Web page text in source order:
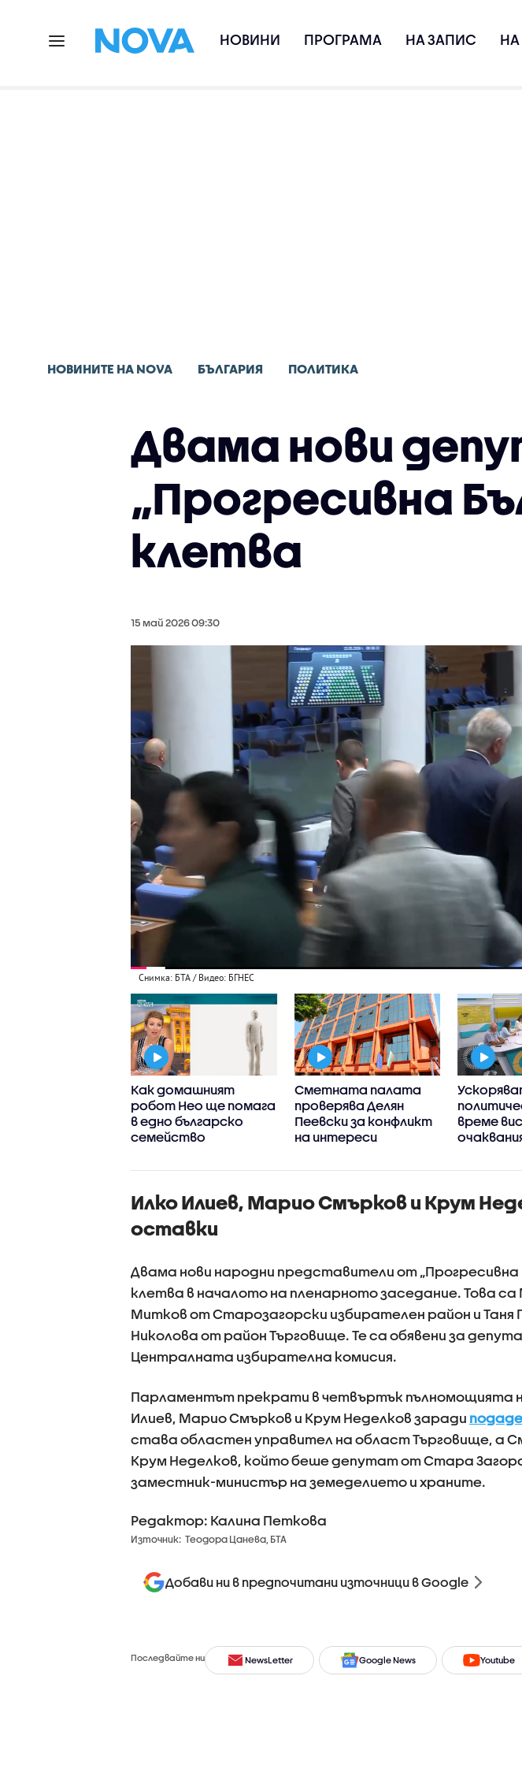
НОВИНИ ПРОГРАМА НА ЗАПИС
НОВИНИТЕ НА NOVA БЪЛГАРИЯ ПОЛИТИКА
Двама нови
„Прогресивна
клетва
15 май 2026 09:30
Снимка: БТА / Видео: БГНЕС
Как домашният
робот Нео ще помага
в едно българско
семейство
Сметната палата
проверява Делян
Пеевски за конфликт
на интереси
време
Илко Илиев, Марио Смърков и Крум
оставки
Двама нови народни представители от „Прогресивна
клетва в началото на пленарното заседание. Това
Митков от Старозагорски избирателен район и
Николова от район Търговище. Те са обявени за
Централната избирателна комисия.
Парламентът прекрати в четвъртък пълномощията
Илиев, Марио Смърков и Крум Неделков заради
става областен управител на област Търговище, а
Крум Неделков, който беше депутат от Стара
заместник-министър на земеделието и храните.
Редактор: Калина Петкова
Източник: Теодора Цанева, БТА
Добави ни в предпочитани източници в Google
Последвайте ни NewsLetter Google News Youtube